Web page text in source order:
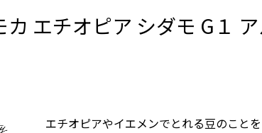
カ エチオピア シダモ G１
エチオピアやイエメンでとれる豆のこと